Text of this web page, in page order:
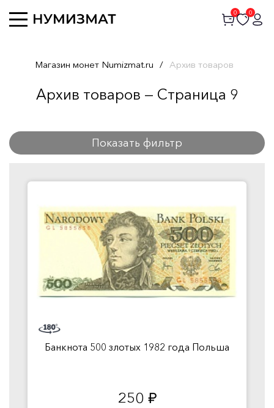
0 0
Магазин монет Numizmat.ru / Архив товаров
Архив товаров — Страница 9
Показать фильтр
Банкнота 500 злотых 1982 года Польша
250 руб.